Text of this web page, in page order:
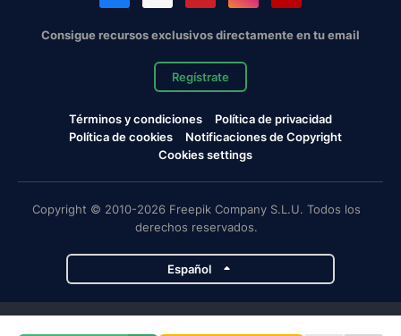
Consigue recursos exclusivos directamente en tu email
Regístrate
Términos y condiciones
Política de privacidad
Política de cookies
Notificaciones de Copyright
Cookies settings
Copyright © 2010-2026 Freepik Company S.L.U. Todos los
derechos reservados.
Español